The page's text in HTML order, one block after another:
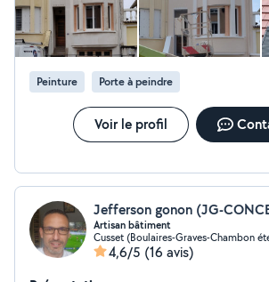
Peinture Porte à peindre
Voir le profil
Artisan bâtiment
Cusset (Boulaires-Graves-Chambon
4,6/5 (16 avis)